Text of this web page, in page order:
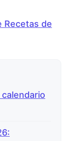
Recetas de